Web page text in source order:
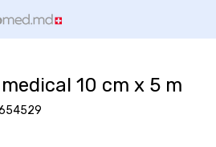
10 cm x 5 m